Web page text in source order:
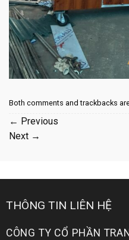
Both comments and trackbacks
← Previous
Next →
THÔNG TIN LIÊN HỆ
CÔNG TY CỔ PHẦN